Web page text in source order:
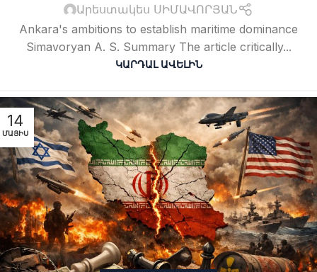
Արեստակես ՍԻՄԱՎՈՐՅԱՆ
Ankara's ambitions to establish maritime dominance
Simavoryan A. S. Summary The article critically...
ԿԱՐԴԱԼ ԱՎԵԼԻՆ
14
ՄԱՅԻՍ